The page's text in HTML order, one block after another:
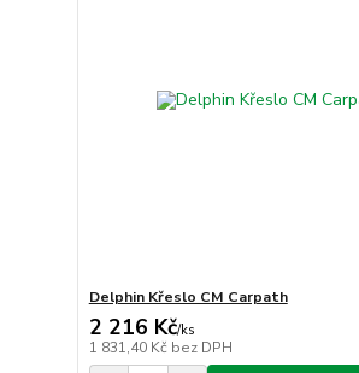
Delphin Křeslo CM Carpath
2 216 Kč/ks
1 831,40 Kč bez DPH